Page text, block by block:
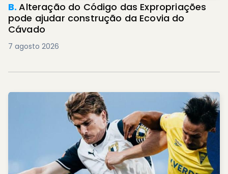
B.Alteração do Código das Expropriações
pode ajudar construção da Ecovia do
Cávado
7 agosto 2026